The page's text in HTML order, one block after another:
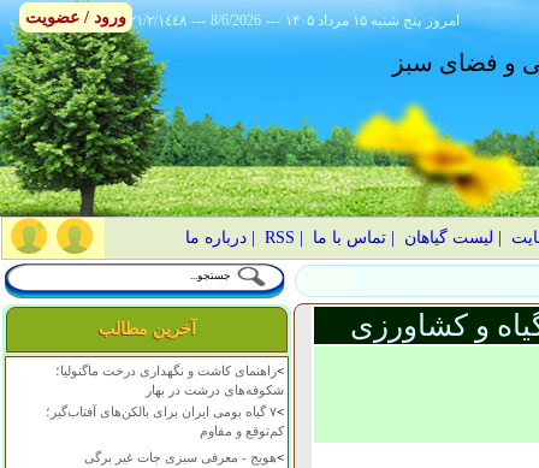
٢١/٢/١٤٤٨ --- 8/6/2026 --- ۱۴۰۵ پنج شنبه ۱۵ مرداد امروز
و فضای سبز
لیست گیاهان |تماس با ما RSS
|درباره ما
آخرین مطالب
>راهنمای کاشت و نگهداری درخت ماگنولیا؛
شکوفه‌های درشت در بهار
>
۷ گیاه بومی ایران برای بالکن‌های آفتاب‌گیر؛
کم‌توقع و مقاوم
>هویج - معرفی سبزی جات غیر برگی
و کشاورزی
ورود / عضویت